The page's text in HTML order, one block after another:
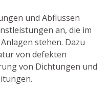
und Abflüssen
an, die im
stehen. Dazu
von defekten
von Dichtungen und